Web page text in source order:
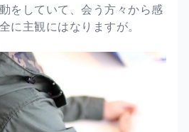
をしていて、会う方々から感
に主観にはなりますが。